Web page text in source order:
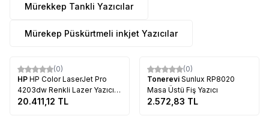
Mürekkep Tankli Yazıcılar
Mürekep Püskürtmeli inkjet Yazıcılar
(0)
HP HP Color LaserJet Pro
4203dw Renkli Lazer Yazıcı
Wi-Fi & Çift Taraflı Baskı
20.411,12 TL
(0)
Tonerevi Sunlux RP8020
Masa Üstü Fiş Yazıcı
2.572,83 TL